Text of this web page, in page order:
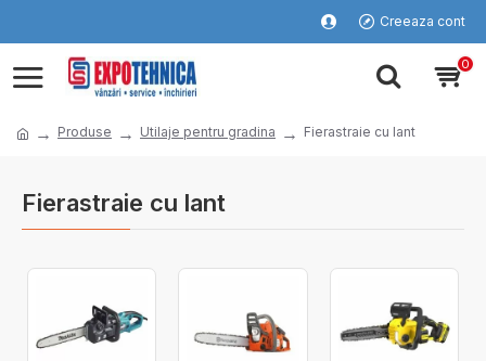
Creeaza cont
0
Produse Utilaje pentru gradina Fierastraie cu lant
Fierastraie cu lant